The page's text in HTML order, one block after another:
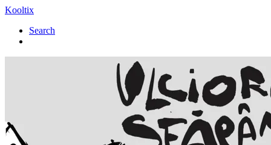
Kooltix
Search